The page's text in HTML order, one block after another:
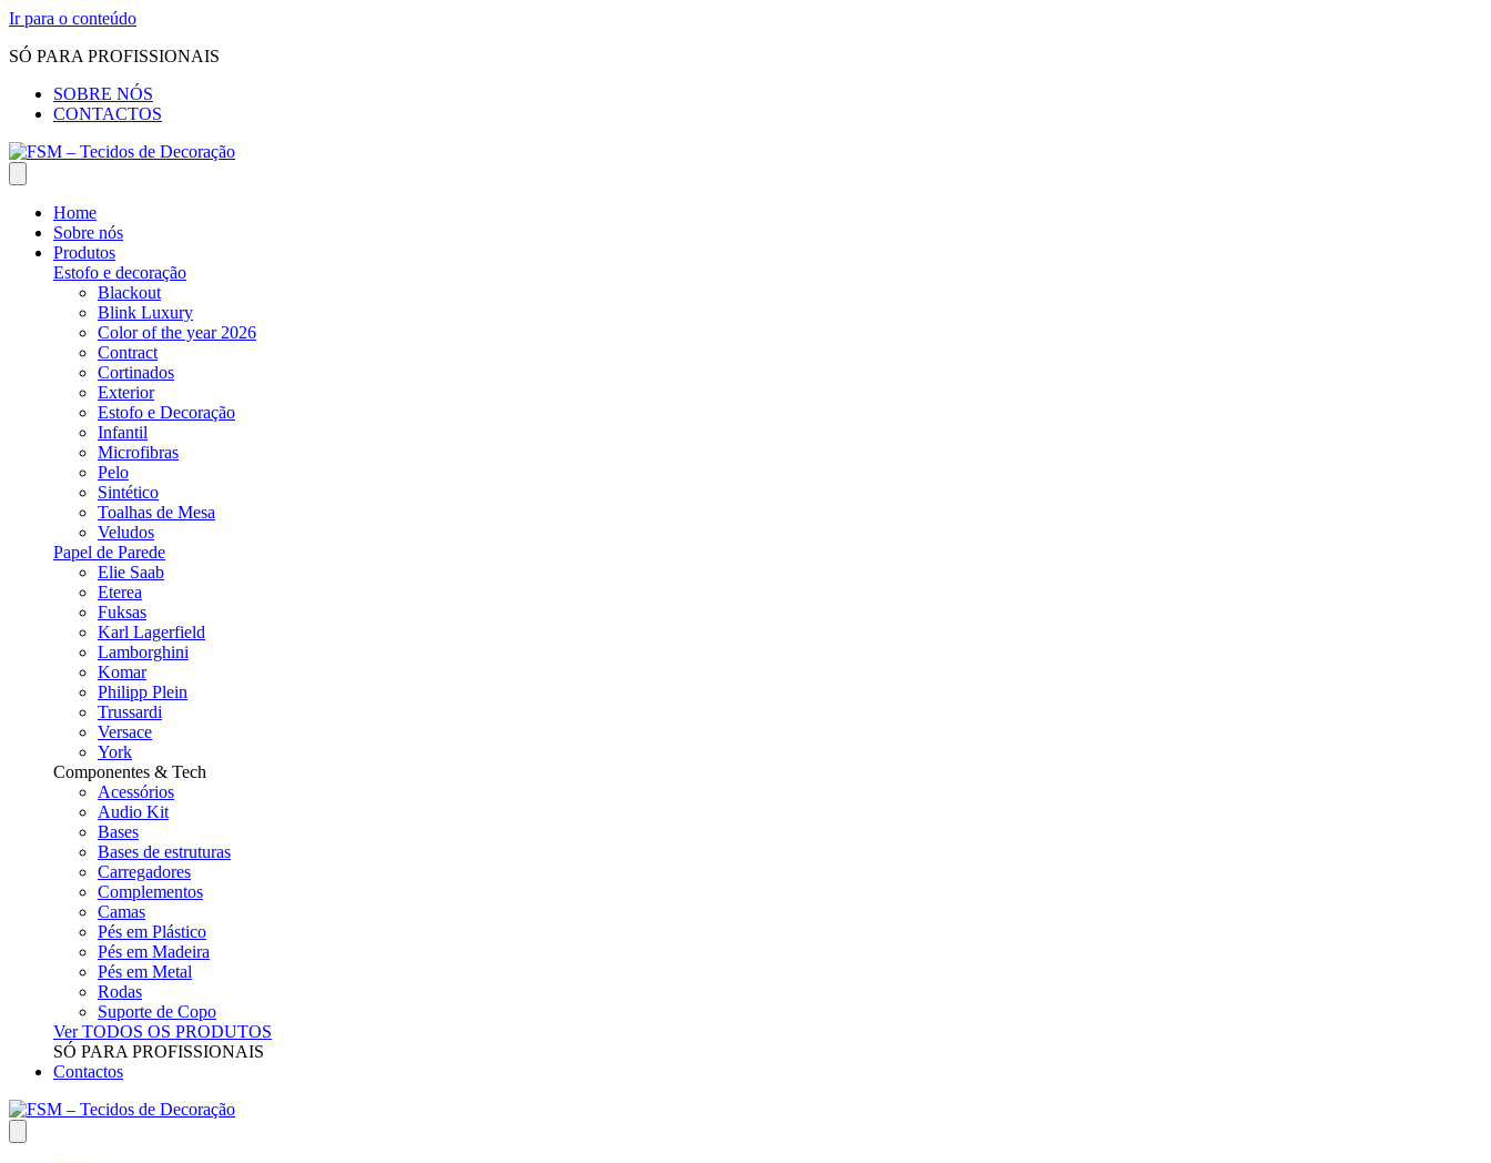
Ir para o conteúdo
SÓ PARA PROFISSIONAIS
SOBRE NÓS
CONTACTOS
Home
Sobre nós
Produtos
Estofo e decoração
Blackout
Blink Luxury
Color of the year 2026
Contract
Cortinados
Exterior
Estofo e Decoração
Infantil
Microfibras
Pelo
Sintético
Toalhas de Mesa
Veludos
Papel de Parede
Elie Saab
Eterea
Fuksas
Karl Lagerfield
Lamborghini
Komar
Philipp Plein
Trussardi
Versace
York
Componentes & Tech
Acessórios
Audio Kit
Bases
Bases de estruturas
Carregadores
Complementos
Camas
Pés em Plástico
Pés em Madeira
Pés em Metal
Rodas
Suporte de Copo
Ver TODOS OS PRODUTOS
SÓ PARA PROFISSIONAIS
Contactos